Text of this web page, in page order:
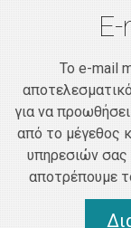
Το e-mail
για να
από το μέγεθος
υπηρεσιών σας
αποτρέπουμε